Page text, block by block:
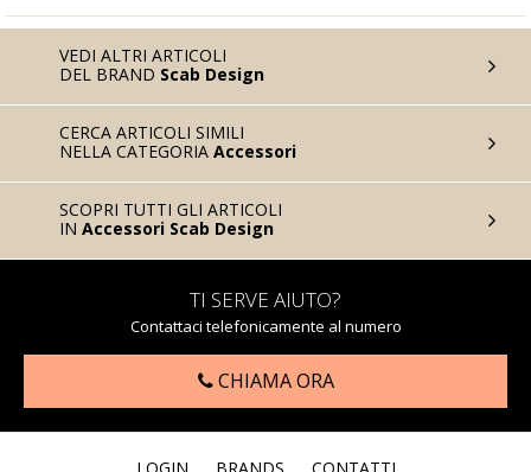
VEDI ALTRI ARTICOLI
DEL BRAND Scab Design
CERCA ARTICOLI SIMILI
NELLA CATEGORIA Accessori
SCOPRI TUTTI GLI ARTICOLI
IN Accessori Scab Design
TI SERVE AIUTO?
Contattaci telefonicamente al numero
CHIAMA ORA